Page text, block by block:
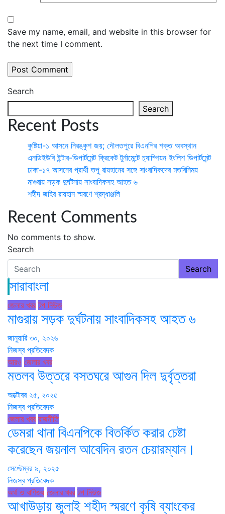
Save my name, email, and website in this browser for
the next time I comment.
Search
Search
Recent Posts
কুষ্টিয়া-১ আসনে নিরঙ্কুশ জয়; দৌলতপুরে বিএনপির শক্ত অবস্থান
এনডিইউবি ইন্টার-ডিপার্টমেন্ট ক্রিকেট টুর্নামেন্টে চ্যাম্পিয়ন ইংলিশ ডিপার্টমেন্ট
ঢাকা-১৭ আসনের প্রার্থী তপু রায়হানের সঙ্গে সাংবাদিকদের মতবিনিময়
মাগুরায় সড়ক দুর্ঘটনায় সাংবাদিকসহ আহত ৬
শহীদ জহির রায়হান স্মরণে শ্রদ্ধাঞ্জলি
Recent Comments
No comments to show.
Search
Search
সারাবাংলা
জেলার খবর টপ নিউজ
মাগুরায় সড়ক দুর্ঘটনায় সাংবাদিকসহ আহত ৬
জানুয়ারি ৩০, ২০২৬
নিজস্ব প্রতিবেদক
আরও জেলার খবর
মতলব উত্তরে বসতঘরে আগুন দিল দুর্বৃত্তরা
অক্টোবর ২৫, ২০২৫
নিজস্ব প্রতিবেদক
জেলার খবর রাজনীতি
ডেমরা থানা বিএনপিকে বিতর্কিত করার চেষ্টা
করেছেন জয়নাল আবেদিন রতন চেয়ারম্যান।
সেপ্টেম্বর ৯, ২০২৫
নিজস্ব প্রতিবেদক
অর্থ ও বাণিজ্য জেলার খবর টপ নিউজ
আখাউড়ায় জুলাই শহীদ স্মরণে কৃষি ব্যাংকের